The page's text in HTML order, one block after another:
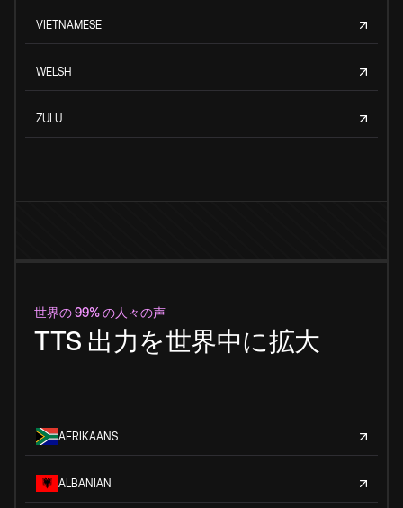
VIETNAMESE
WELSH
ZULU
世界の 99% の人々の声
TTS 出力を世界中に拡大
AFRIKAANS
ALBANIAN